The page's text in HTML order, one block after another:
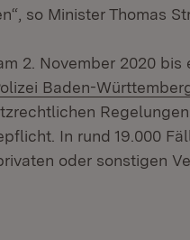
so Minister Thomas
2. November 2020 bis
Baden-
In rund 19.000
oder sonstigen